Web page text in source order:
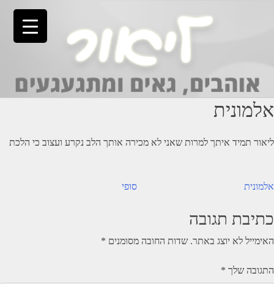
אלמונית
ליאור תמיד איתך למרות שאני לא מכירה אותך הלב נקרע ועצוב כי הלכת
ניווט סופי אלמונית
כתיבת תגובה
האימייל לא יוצג באתר. שדות החובה מסומנים *
התגובה שלך *